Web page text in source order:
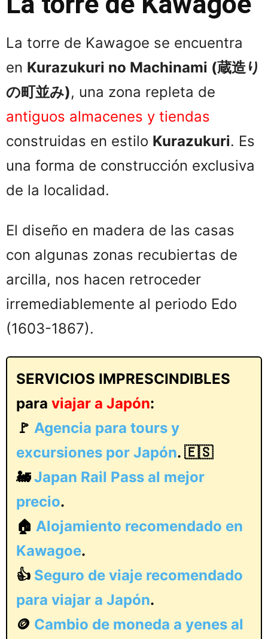
La torre de Kawagoe se encuentra
en Kurazukuri no Machinami (蔵造り
の町並み), una zona repleta de
antiguos almacenes y tiendas
construidas en estilo Kurazukuri. Es
una forma de construcción exclusiva
de la localidad.
El diseño en madera de las casas
con algunas zonas recubiertas de
arcilla, nos hacen retroceder
irremediablemente al periodo Edo
(1603-1867).
SERVICIOS IMPRESCINDIBLES
para viajar a Japón:
🚩 Agencia para tours y
excursiones por Japón. 🇪🇸
🚂Japan Rail Pass al mejor
precio.
🏠 Alojamiento recomendado en
Kawagoe.
👍 Seguro de viaje recomendado
para viajar a Japón.
🪙 Cambio de moneda a yenes al